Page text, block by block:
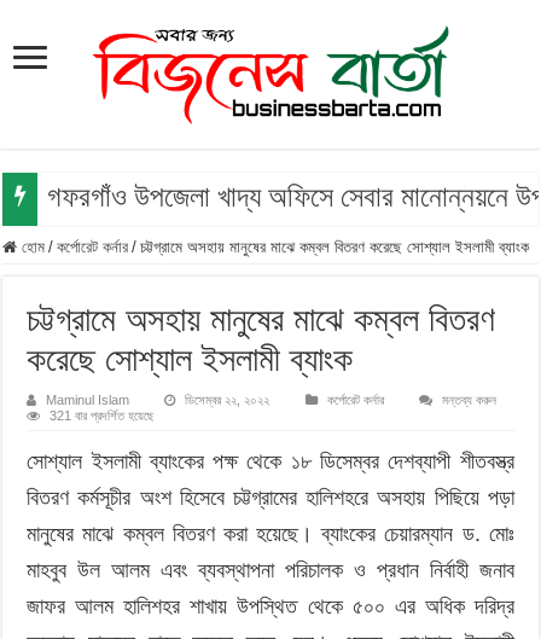
গফরগাঁও উপজেলা খাদ্য অফিসে সেবার মানোন্নয়নে
হোম / কর্পোরেট কর্নার / চট্টগ্রামে অসহায় মানুষের মাঝে কম্বল বিতরণ করেছে সোশ্যাল ইসলামী ব্যাংক
চট্টগ্রামে অসহায় মানুষের মাঝে কম্বল বিতরণ
করেছে সোশ্যাল ইসলামী ব্যাংক
Maminul Islam ডিসেম্বর ২২, ২০২২ কর্পোরেট কর্নার
মন্তব্য করুন
321 বার প্রদর্শিত হয়েছে
সোশ্যাল ইসলামী ব্যাংকের পক্ষ থেকে ১৮ ডিসেম্বর দেশব্যাপী শীতবস্ত্র
বিতরণ কর্মসূচীর অংশ হিসেবে চট্টগ্রামের হালিশহরে অসহায় পিছিয়ে পড়া
মানুষের মাঝে কম্বল বিতরণ করা হয়েছে। ব্যাংকের চেয়ারম্যান ড. মোঃ
মাহবুব উল আলম এবং ব্যবস্থাপনা পরিচালক ও প্রধান নির্বাহী জনাব
জাফর আলম হালিশহর শাখায় উপস্থিত থেকে ৫০০ এর অধিক দরিদ্র